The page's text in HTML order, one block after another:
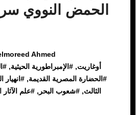
الحمض النووي سر
Ahmed
أوغاريت, # الإمبراطورية الحيثية, #
# الحضارة المصرية القديمة, #
الثالث, #شعوب البحر , #علم الآثار